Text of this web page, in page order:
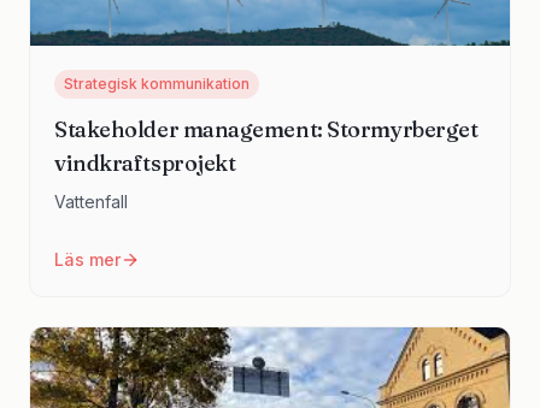
Strategisk kommunikation
Stakeholder management: Stormyrberget
vindkraftsprojekt
Vattenfall
Läs mer